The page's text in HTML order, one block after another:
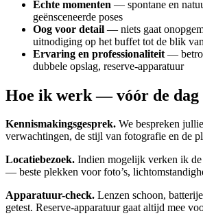
Echte momenten — spontane en
geënsceneerde poses
Oog voor detail — niets gaat
uitnodiging op het buffet tot de blik
Ervaring en professionaliteit —
dubbele opslag, reserve-apparatuur
Hoe ik werk — vóór de dag
Kennismakingsgesprek. We bespreken
verwachtingen, de stijl van fotografie en de
Locatiebezoek. Indien mogelijk verken ik
— beste plekken voor foto’s,
Apparatuur-check. Lenzen schoon,
getest. Reserve-apparatuur gaat altijd mee